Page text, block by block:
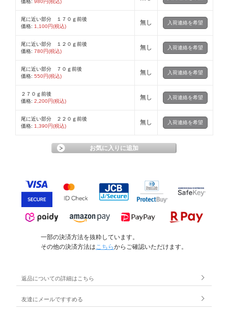
尾に近い部分 １７０ｇ前後
価格: 1,100円(税込)
無し 入荷連絡を希望
尾に近い部分 １２０ｇ前後
価格: 780円(税込)
無し 入荷連絡を希望
尾に近い部分 ７０ｇ前後
価格: 550円(税込)
無し 入荷連絡を希望
２７０ｇ前後
価格: 2,200円(税込)
無し 入荷連絡を希望
尾に近い部分 ２２０ｇ前後
価格: 1,390円(税込)
無し 入荷連絡を希望
一部の決済方法を抜粋しています。
その他の決済方法はこちらからご確認いただけます。
返品についての詳細はこちら
友達にメールですすめる